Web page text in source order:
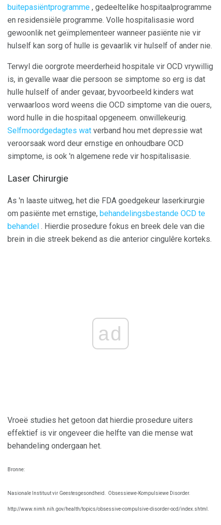
buitepasiëntprogramme , gedeeltelike hospitaalprogramme
en residensiële programme. Volle hospitalisasie word
gewoonlik net geïmplementeer wanneer pasiënte nie vir
hulself kan sorg of hulle is gevaarlik vir hulself of ander nie.
Terwyl die oorgrote meerderheid hospitale vir OCD vrywillig
is, in gevalle waar die persoon se simptome so erg is dat
hulle hulself of ander gevaar, byvoorbeeld kinders wat
verwaarloos word weens die OCD simptome van die ouers,
word hulle in die hospitaal opgeneem. onwillekeurig.
Selfmoordgedagtes wat verband hou met depressie wat
veroorsaak word deur ernstige en onhoudbare OCD
simptome, is ook 'n algemene rede vir hospitalisasie.
Laser Chirurgie
As 'n laaste uitweg, het die FDA goedgekeur laserkirurgie
om pasiënte met ernstige, behandelingsbestande OCD te
behandel . Hierdie prosedure fokus en breek dele van die
brein in die streek bekend as die anterior cingulêre korteks.
ad
Vroeë studies het getoon dat hierdie prosedure uiters
effektief is vir ongeveer die helfte van die mense wat
behandeling ondergaan het.
Bronne:
Nasionale Instituut vir Geestesgesondheid. Obsessiewe-Kompulsiewe Disorder.
http://www.nimh.nih.gov/health/topics/obsessive-compulsive-disorder-ocd/index.shtml.